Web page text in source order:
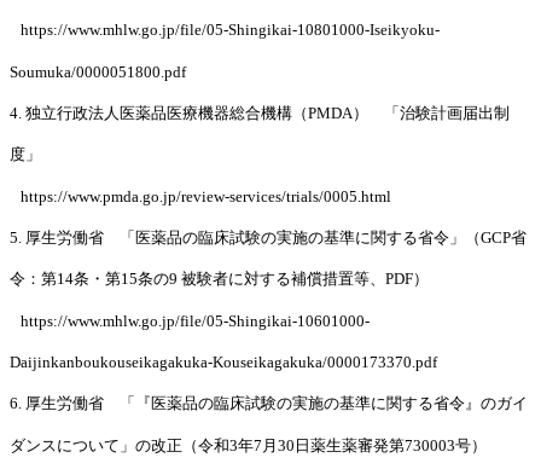
https://www.mhlw.go.jp/file/05-Shingikai-10801000-Iseikyoku-
Soumuka/0000051800.pdf
4. 独立行政法人医薬品医療機器総合機構（PMDA） 「治験計画届出制
度」
https://www.pmda.go.jp/review-services/trials/0005.html
5. 厚生労働省 「医薬品の臨床試験の実施の基準に関する省令」（GCP省
令：第14条・第15条の9 被験者に対する補償措置等、PDF）
https://www.mhlw.go.jp/file/05-Shingikai-10601000-
Daijinkanboukouseikagakuka-Kouseikagakuka/0000173370.pdf
6. 厚生労働省 「『医薬品の臨床試験の実施の基準に関する省令』のガイ
ダンスについて」の改正（令和3年7月30日薬生薬審発第730003号）